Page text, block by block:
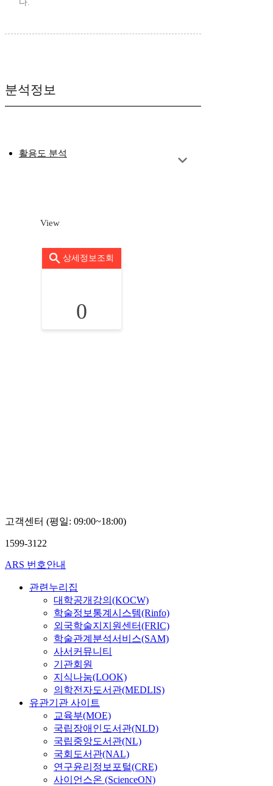
다.
분석정보
활용도 분석
View
상세정보조회
0
고객센터 (평일: 09:00~18:00)
1599-3122
ARS 번호안내
관련누리집
대학공개강의(KOCW)
학술정보통계시스템(Rinfo)
외국학술지지원센터(FRIC)
학술관계분석서비스(SAM)
사서커뮤니티
기관회원
지식나눔(LOOK)
의학전자도서관(MEDLIS)
유관기관 사이트
교육부(MOE)
국립장애인도서관(NLD)
국립중앙도서관(NL)
국회도서관(NAL)
연구윤리정보포털(CRE)
사이언스온 (ScienceON)